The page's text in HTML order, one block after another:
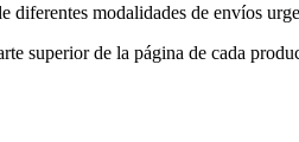
diferentes modalidades de envíos
superior de la página de cada